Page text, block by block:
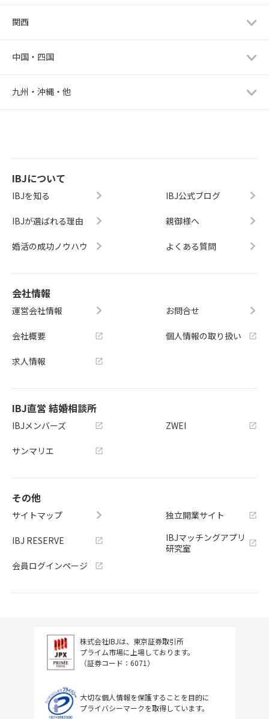
関西
中国・四国
九州・沖縄・他
IBJについて
IBJを知る
IBJが選ばれる理由
婚活の成功ノウハウ
IBJ公式ブログ
親御様へ
よくある質問
会社情報
運営会社情報
会社概要
求人情報
お問合せ
個人情報の取り扱い
IBJ直営 結婚相談所
IBJメンバーズ
サンマリエ
ZWEI
その他
サイトマップ
IBJ RESERVE
会員ログインページ
独立開業サイト
IBJマッチングアプリ
研究室
株式会社IBJは、東京証券取引所
プライム市場に上場しております。
（証券コード：6071）
大切な個人情報を保護することを目的に
プライバシーマークを取得しています。